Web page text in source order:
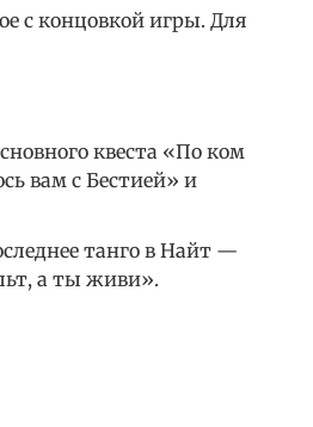
с концовкой игры. Для
квеста «По ком
вам с Бестией» и
танго в Найт —
а ты живи».